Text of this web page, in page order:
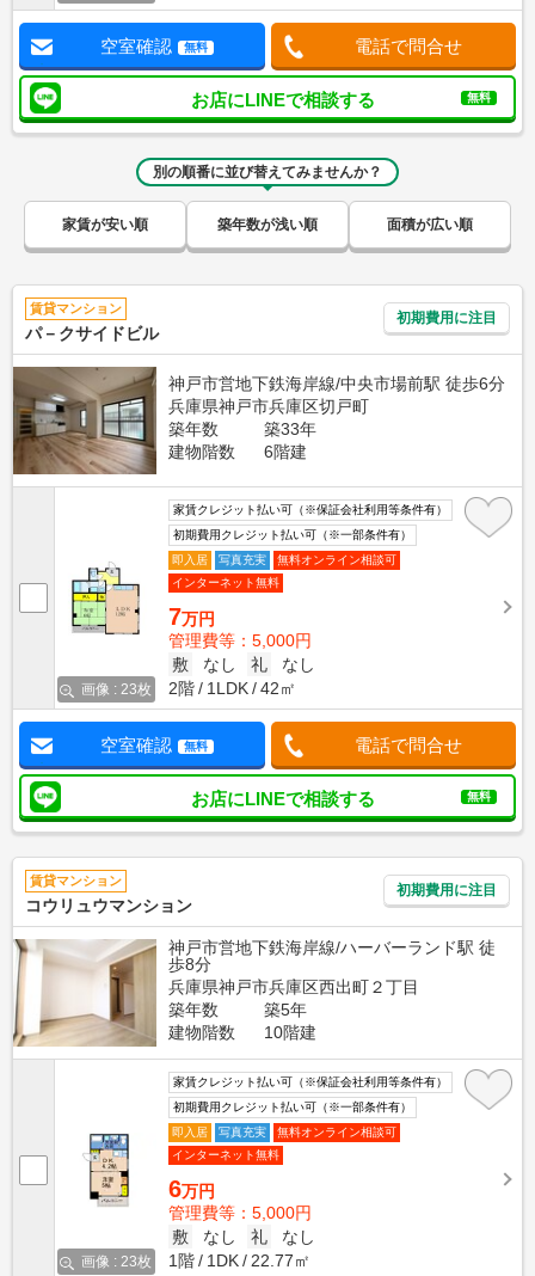
空室確認 無料 電話で問合せ
お店にLINEで相談する 無料
別の順番に並び替えてみませんか？
家賃が安い順 築年数が浅い順 面積が広い順
賃貸マンション
パ－クサイドビル
初期費用に注目
神戸市営地下鉄海岸線/中央市場前駅 徒歩6分
兵庫県神戸市兵庫区切戸町
築年数
築33年
建物階数
6階建
画像 : 23枚
家賃クレジット払い可（※保証会社利用等条件有）
初期費用クレジット払い可（※一部条件有）
即入居
写真充実
無料オンライン相談可
インターネット無料
7万円
管理費等：5,000円
敷
なし 礼
なし
2階
1LDK 42㎡
空室確認 無料 電話で問合せ
お店にLINEで相談する 無料
賃貸マンション
コウリュウマンション
初期費用に注目
神戸市営地下鉄海岸線/ハーバーランド駅 徒
歩8分
兵庫県神戸市兵庫区西出町２丁目
築年数
築5年
建物階数
10階建
画像 : 23枚
家賃クレジット払い可（※保証会社利用等条件有）
初期費用クレジット払い可（※一部条件有）
即入居
写真充実
無料オンライン相談可
インターネット無料
6万円
管理費等：5,000円
敷
なし 礼
なし
1階
1DK 22.77㎡